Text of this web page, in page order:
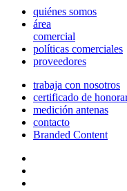
quiénes somos
área
comercial
políticas comerciales
proveedores
trabaja con nosotros
certificado de
medición antenas
contacto
Branded Content